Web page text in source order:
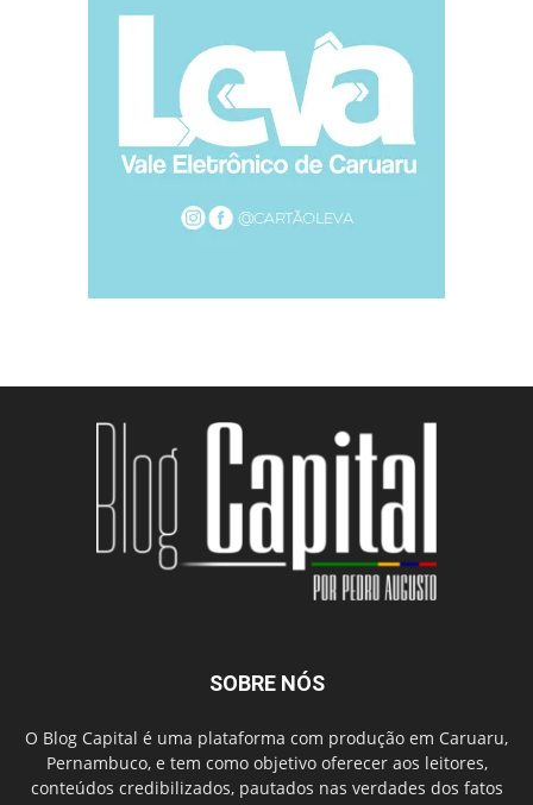
SOBRE NÓS
O Blog Capital é uma plataforma com produção em Caruaru,
Pernambuco, e tem como objetivo oferecer aos leitores,
conteúdos credibilizados, pautados nas verdades dos fatos